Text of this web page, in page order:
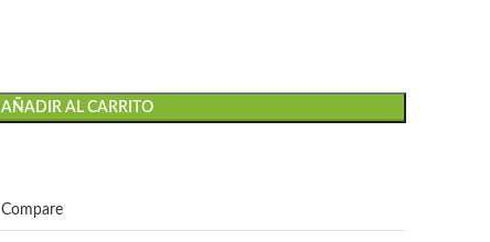
AÑADIR AL CARRITO
Compare